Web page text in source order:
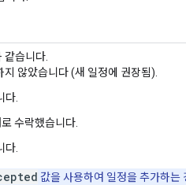
같습니다.
않았습니다 (새 일정에 권장됨).
다.
수락했습니다.
다.
값을 사용하여 일정을 추가하는